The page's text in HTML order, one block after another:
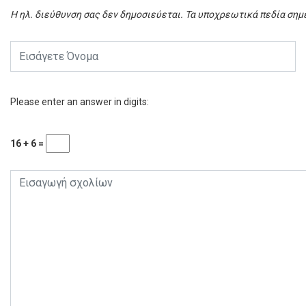
Η ηλ. διεύθυνση σας δεν δημοσιεύεται. Τα υποχρεωτικά πεδία
Please enter an answer in digits:
16 + 6 =